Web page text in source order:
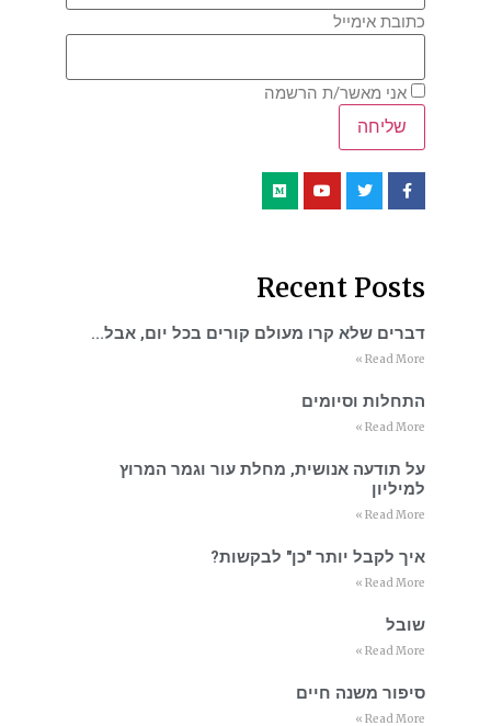
כתובת אימייל
אני מאשר/ת הרשמה
Recent Posts
דברים שלא קרו מעולם קורים בכל יום, אבל…
Read More »
התחלות וסיומים
Read More »
על תודעה אנושית, מחלת עור וגמר המרוץ
למיליון
Read More »
איך לקבל יותר "כן" לבקשות?
Read More »
שובל
Read More »
סיפור משנה חיים
Read More »